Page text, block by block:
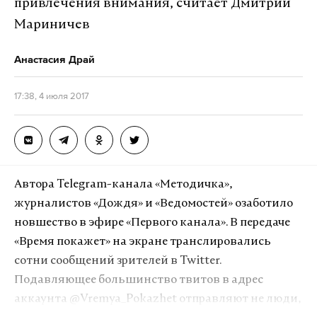
Фото: © GLOBAL LOOK Press/Kremlin Pool
Чайка отметил уникальность проекта. «Он
инфраструктуры», – заявил руководитель
Dakaitaowa.
Сделка и дальнейшее развитие проекта позволят
российским компаниям увеличить объемы
производства товаров, отметили Игорь Чайка и
Кирилл Дмитриев.
Российский «павильон» Dakaitaowa (в переводе с
китайского — «открой матрешку») может
привлечения внимания, считает Дмитрий
Мариничев
Анастасия Драй
17:38, 4 июля 2017
Автора Telegram-канала «Методичка»,
журналистов «Дождя» и «Ведомостей» озаботило
новшество в эфире «Первого канала». В передаче
«Время покажет» на экране транслировались
сотни сообщений зрителей в Twitter.
Подавляющее большинство твитов в адрес
аккаунта @Vremya_Pokazhet отправляют не люди,